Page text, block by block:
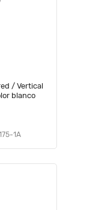
/ Vertical
blanco
1A